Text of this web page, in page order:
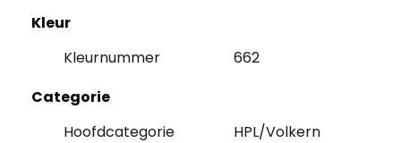
Kleur
Kleurnummer
662
Categorie
Hoofdcategorie
HPL/Volkern